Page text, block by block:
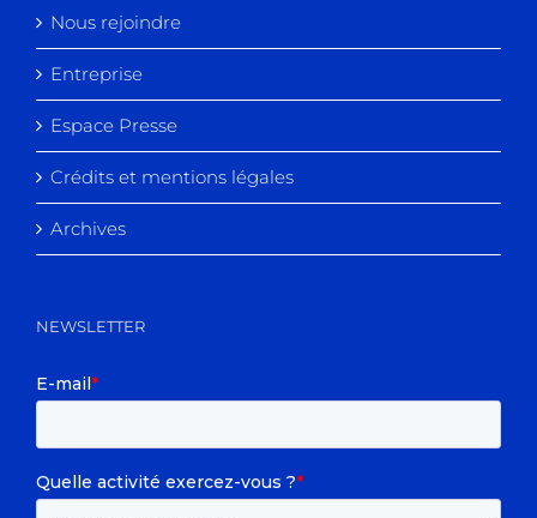
Nous rejoindre
Entreprise
Espace Presse
Crédits et mentions légales
Archives
NEWSLETTER